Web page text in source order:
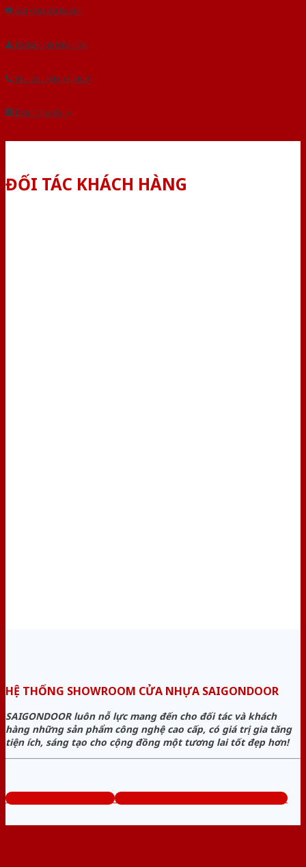
Gửi yêu cầu tư vấn
Tải báo giá tổng hợp
Yêu cầu gọi lại (3 phút)
Dành cho đại lý
ĐỐI TÁC KHÁCH HÀNG
HỆ THỐNG SHOWROOM CỬA NHỰA SAIGONDOOR
SAIGONDOOR luôn nỗ lực mang đến cho đối tác và khách
hàng những sản phẩm công nghệ cao cấp, có giá trị gia tăng
tiện ích, sáng tạo cho cộng đồng một tương lai tốt đẹp hơn!
www.sieuthicuanhua.net Tổng đài tư vấn miễn phí: 0824.400.400